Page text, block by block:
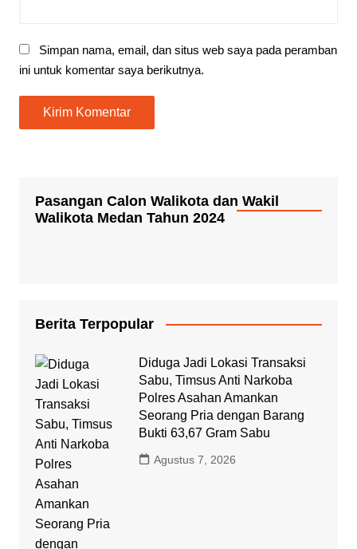
Simpan nama, email, dan situs web saya pada peramban
ini untuk komentar saya berikutnya.
Pasangan Calon Walikota dan Wakil
Walikota Medan Tahun 2024
Berita Terpopular
Diduga Jadi Lokasi Transaksi
Sabu, Timsus Anti Narkoba
Polres Asahan Amankan
Seorang Pria dengan Barang
Bukti 63,67 Gram Sabu
Agustus 7, 2026